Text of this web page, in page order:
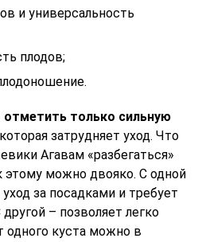
и универсальность
плодов;
только сильную
которая затрудняет уход. Что
Агавам «разбегаться»
этому можно двояко. С одной
за посадками и требует
– позволяет легко
одного куста можно в